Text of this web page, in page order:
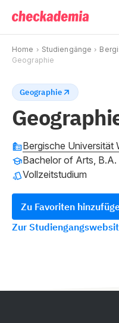
Home Studiengänge
Geographie
Geographie
Bergische Universität
Bachelor of Arts, B.A.
Vollzeitstudium
Zu Favoriten
Zur